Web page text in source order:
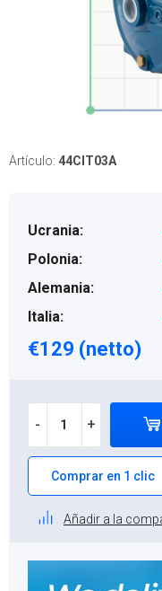
Artículo: 44CIT03A
Ucrania:
Polonia:
Alemania:
Italia:
€129 (netto)
- +
Comprar en 1 clic
Añadir a la